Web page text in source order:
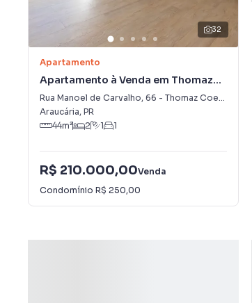
32
Apartamento
Apartamento à Venda em Thomaz
Coelho
Rua Manoel de Carvalho, 66 - Thomaz Coelho
Araucária, PR
44m² 2 1 1
R$ 210.000,00Venda
Condomínio R$ 250,00